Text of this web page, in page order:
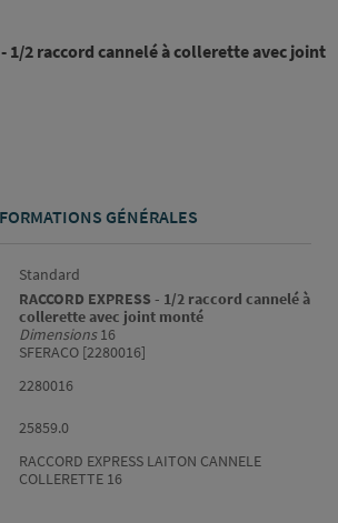
- 1/2 raccord cannelé à collerette avec joint
GÉNÉRALES
Standard
RACCORD EXPRESS - 1/2 raccord cannelé à
collerette avec joint monté
Dimensions16
SFERACO [2280016]
2280016
25859.0
RACCORD EXPRESS LAITON CANNELE
COLLERETTE 16